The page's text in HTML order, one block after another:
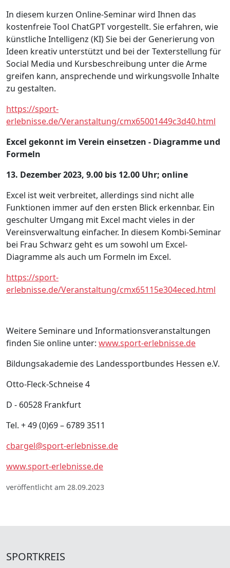
In diesem kurzen Online-Seminar wird Ihnen das
kostenfreie Tool ChatGPT vorgestellt. Sie erfahren, wie
künstliche Intelligenz (KI) Sie bei der Generierung von
Ideen kreativ unterstützt und bei der Texterstellung für
Social Media und Kursbeschreibung unter die Arme
greifen kann, ansprechende und wirkungsvolle Inhalte
zu gestalten.
https://sport-
erlebnisse.de/Veranstaltung/cmx65001449c3d40.html
Excel gekonnt im Verein einsetzen - Diagramme und
Formeln
13. Dezember 2023, 9.00 bis 12.00 Uhr; online
Excel ist weit verbreitet, allerdings sind nicht alle
Funktionen immer auf den ersten Blick erkennbar. Ein
geschulter Umgang mit Excel macht vieles in der
Vereinsverwaltung einfacher. In diesem Kombi-Seminar
bei Frau Schwarz geht es um sowohl um Excel-
Diagramme als auch um Formeln im Excel.
https://sport-
erlebnisse.de/Veranstaltung/cmx65115e304eced.html
Weitere Seminare und Informationsveranstaltungen
finden Sie online unter: www.sport-erlebnisse.de
Bildungsakademie des Landessportbundes Hessen e.V.
Otto-Fleck-Schneise 4
D - 60528 Frankfurt
Tel. + 49 (0)69 – 6789 3511
cbargel@sport-erlebnisse.de
www.sport-erlebnisse.de
veröffentlicht am 28.09.2023
SPORTKREIS